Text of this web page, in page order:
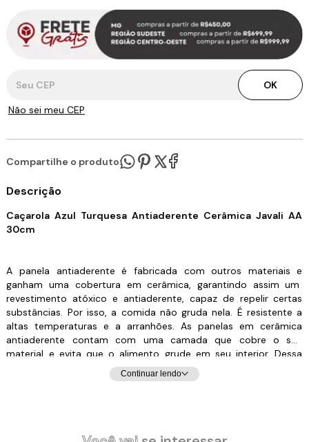
OK
Não sei meu CEP
Compartilhe o produto:
Descrição
Caçarola Azul Turquesa Antiaderente Cerâmica Javali AA
30cm
A panela antiaderente é fabricada com outros materiais e
ganham uma cobertura em cerâmica, garantindo assim um
revestimento atóxico e antiaderente, capaz de repelir certas
substâncias. Por isso, a comida não gruda nela. É resistente a
altas temperaturas e a arranhões. As panelas em cerâmica
antiaderente contam com uma camada que cobre o seu
material e evita que o alimento grude em seu interior. Dessa
forma, contribuem para uma culinária saudável, dispensando o
uso excessivo de gordura ou óleos vegetais. Para quem gosta
Manutenção e Dicas:
Continuar lendo